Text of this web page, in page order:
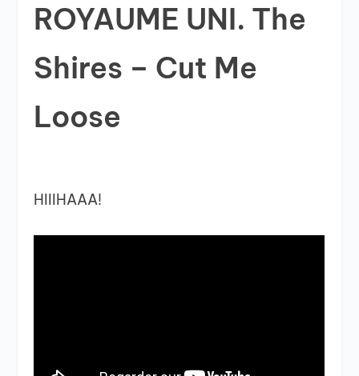
ROYAUME UNI. The
Shires – Cut Me
Loose
HIIIHAAA!